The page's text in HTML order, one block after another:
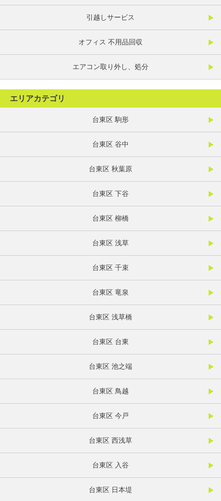
引越しサービス
オフィス 不用品回収
エアコン取り外し、処分
エリアカテゴリ
台東区 駒形
台東区 谷中
台東区 秋葉原
台東区 下谷
台東区 柳橋
台東区 浅草
台東区 千束
台東区 竜泉
台東区 浅草橋
台東区 台東
台東区 池之端
台東区 鳥越
台東区 今戸
台東区 西浅草
台東区 入谷
台東区 日本堤